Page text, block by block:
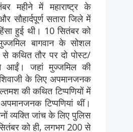
महीने में महाराष्ट्र के
सौहार्दपूर्ण सतारा जिले में
हुई थी। 10 सितंबर को
बागवान के सोशल
से कथित तौर पर दो पोस्ट/
आईं। जहां मुज्जमिल की
के लिए अपमानजनक
की कथित टिप्पणियों में
टिप्पणियां थीं।
व्यक्ति जांच के लिए पुलिस
को ही, लगभग 200 से